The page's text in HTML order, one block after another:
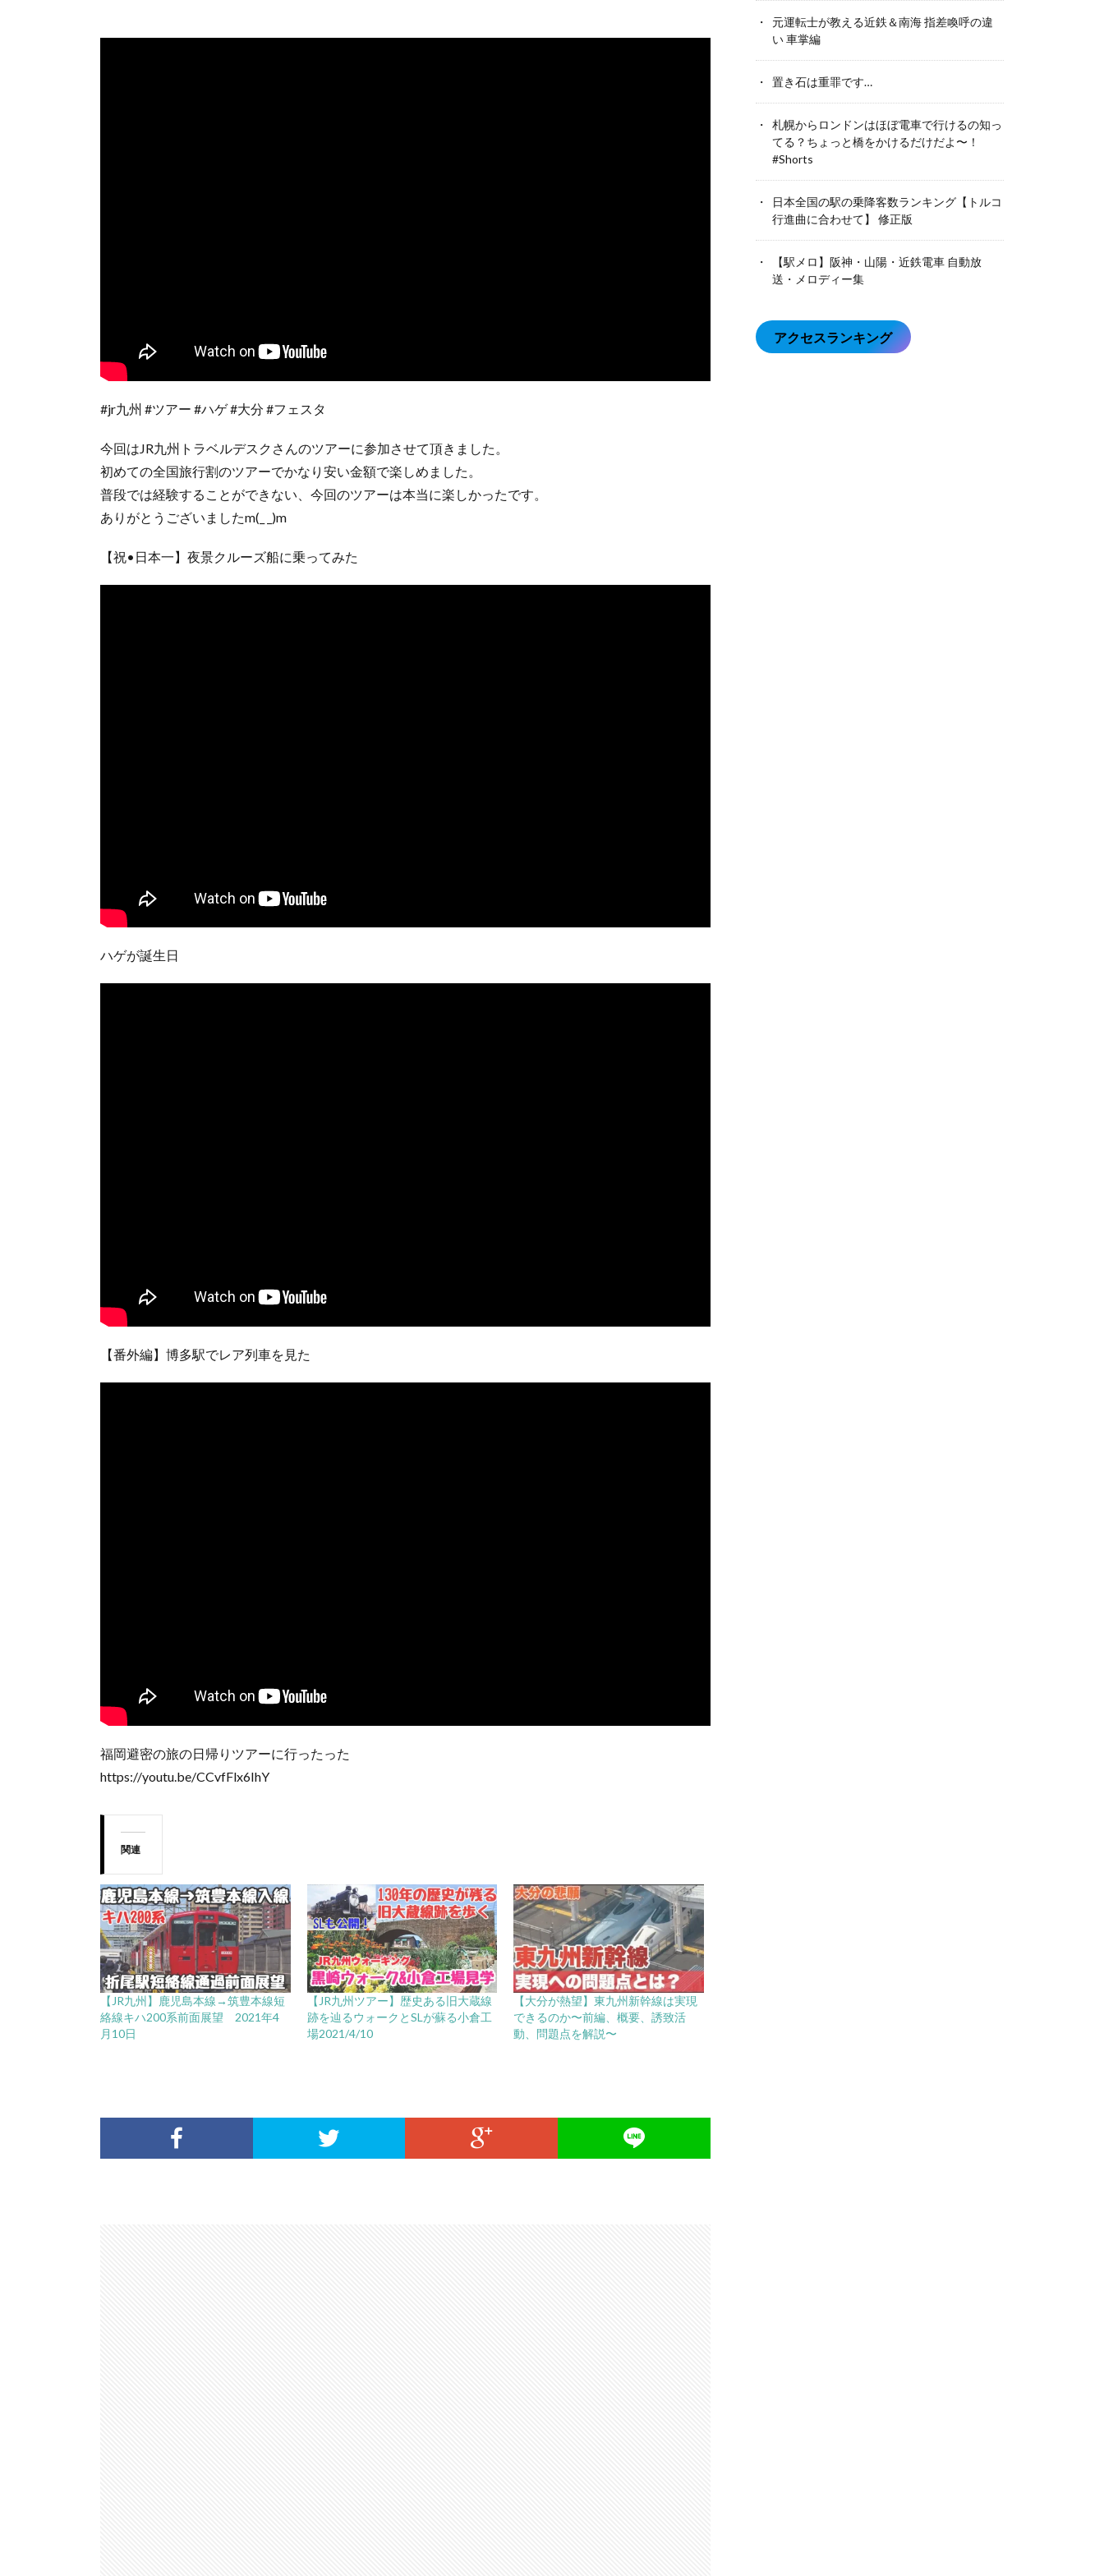
#jr九州 #ツアー #ハゲ #大分 #フェスタ
今回はJR九州トラベルデスクさんのツアーに参加させて頂きました。
初めての全国旅行割のツアーでかなり安い金額で楽しめました。
普段では経験することができない、今回のツアーは本当に楽しかったです。
ありがとうございましたm(_ _)m
【祝•日本一】夜景クルーズ船に乗ってみた
ハゲが誕生日
【番外編】博多駅でレア列車を見た
福岡避密の旅の日帰りツアーに行ったった
https://youtu.be/CCvfFlx6IhY
関連
【JR九州】鹿児島本線→筑豊本線短
絡線キハ200系前面展望 2021年4
月10日
【JR九州ツアー】歴史ある旧大蔵線
跡を辿るウォークとSLが蘇る小倉工
場2021/4/10
【大分が熱望】東九州新幹線は実現
できるのか〜前編、概要、誘致活
動、問題点を解説〜
元運転士が教える近鉄＆南海 指差喚呼の違
い 車掌編
置き石は重罪です…
札幌からロンドンはほぼ電車で行けるの知っ
てる？ちょっと橋をかけるだけだよ〜！
#Shorts
日本全国の駅の乗降客数ランキング【トルコ
行進曲に合わせて】 修正版
【駅メロ】阪神・山陽・近鉄電車 自動放
送・メロディー集
アクセスランキング